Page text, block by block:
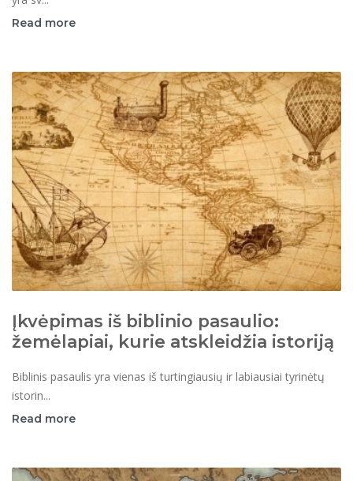
Read more
Įkvėpimas iš biblinio pasaulio:
žemėlapiai, kurie atskleidžia istoriją
Biblinis pasaulis yra vienas iš turtingiausių ir labiausiai tyrinėtų
istorin...
Read more